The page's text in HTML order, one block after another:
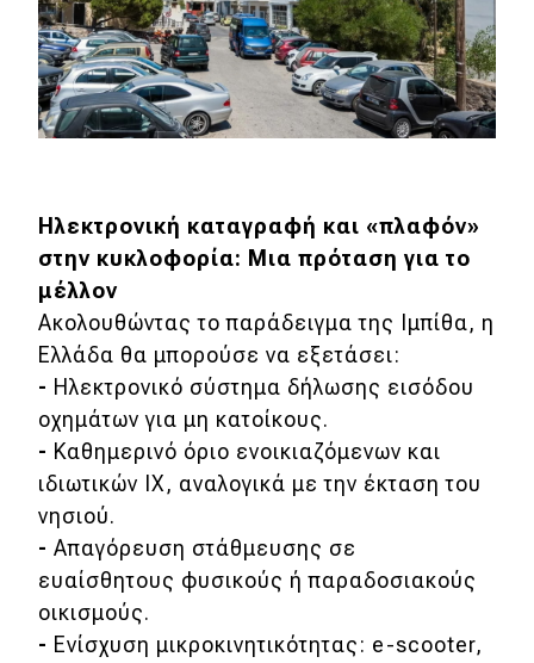
Ηλεκτρονική καταγραφή και «πλαφόν»
στην κυκλοφορία: Μια πρόταση για το
μέλλον
Ακολουθώντας το παράδειγμα της Ιμπίθα, η
Ελλάδα θα μπορούσε να εξετάσει:
- Ηλεκτρονικό σύστημα δήλωσης εισόδου
οχημάτων για μη κατοίκους.
- Καθημερινό όριο ενοικιαζόμενων και
ιδιωτικών ΙΧ, αναλογικά με την έκταση του
νησιού.
- Απαγόρευση στάθμευσης σε
ευαίσθητους φυσικούς ή παραδοσιακούς
οικισμούς.
- Ενίσχυση μικροκινητικότητας: e-scooter,